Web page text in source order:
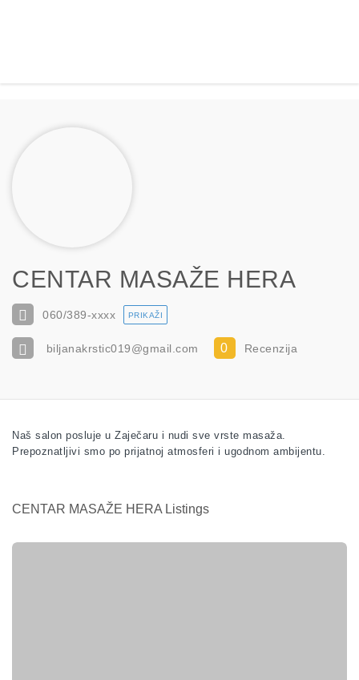
CENTAR MASAŽE HERA
060/389-xxxx PRIKAŽI
biljanakrstic019@gmail.com 0 Recenzija
Naš salon posluje u Zaječaru i nudi sve vrste masaža.
Prepoznatljivi smo po prijatnoj atmosferi i ugodnom ambijentu.
CENTAR MASAŽE HERA Listings